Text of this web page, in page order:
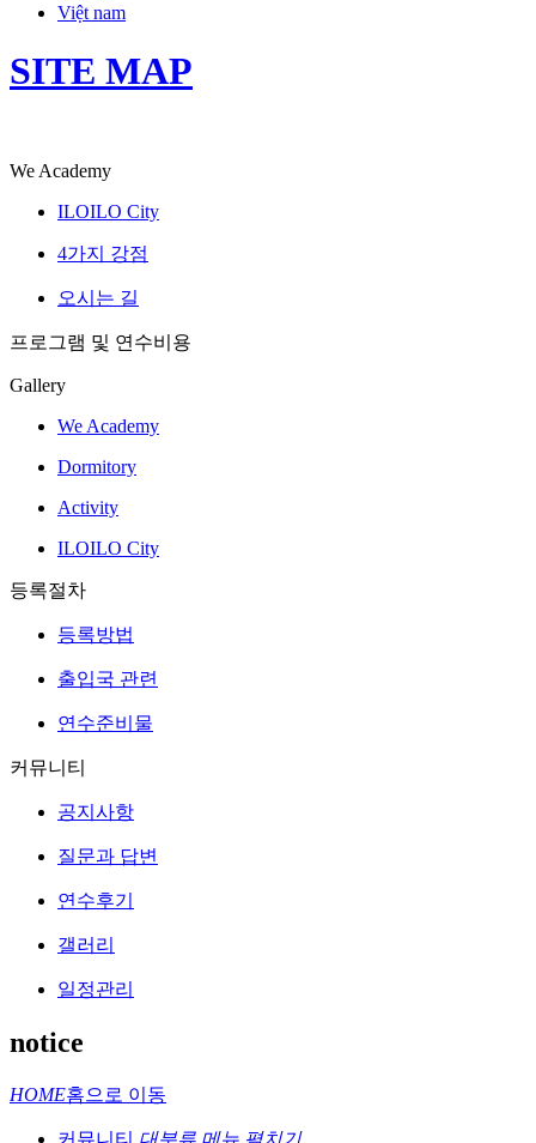
Việt nam
SITE MAP
We Academy
ILOILO City
4가지 강점
오시는 길
프로그램 및 연수비용
Gallery
We Academy
Dormitory
Activity
ILOILO City
등록절차
등록방법
출입국 관련
연수준비물
커뮤니티
공지사항
질문과 답변
연수후기
갤러리
일정관리
notice
HOME홈으로 이동
커뮤니티 대분류 메뉴 펼치기